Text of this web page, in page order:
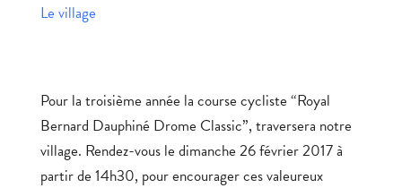
Le village
Pour la troisième année la course cycliste “Royal
Bernard Dauphiné Drome Classic”, traversera notre
village. Rendez-vous le dimanche 26 février 2017 à
partir de 14h30, pour encourager ces valeureux